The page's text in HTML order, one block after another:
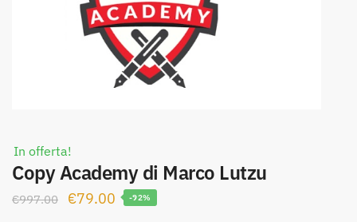
In offerta!
Copy Academy di Marco Lutzu
€997.00
Il
€79.00 Il -92%